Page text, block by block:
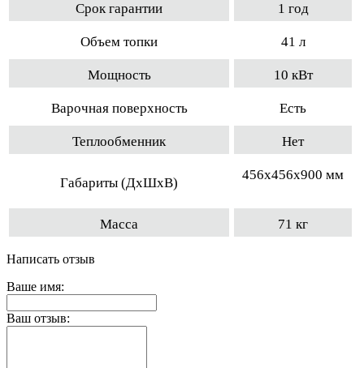
Срок гарантии 1 год
Объем топки 41 л
Мощность 10 кВт
Варочная поверхность Есть
Теплообменник Нет
Габариты (ДхШхВ)
456х456х900 мм
Масса 71 кг
Написать отзыв
Ваше имя:
Ваш отзыв: